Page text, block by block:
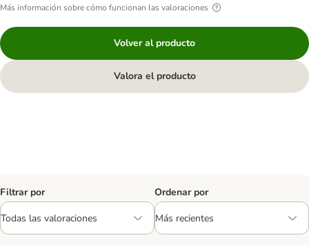
Más información sobre cómo funcionan las valoraciones
Volver al producto
Valora el producto
Filtrar por Ordenar por